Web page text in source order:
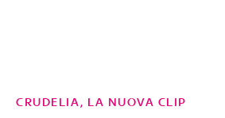
CRUDELIA, LA NUOVA CLIP